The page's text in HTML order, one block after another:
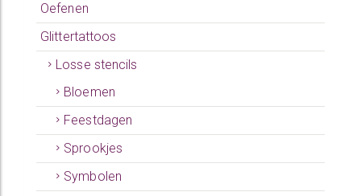
Oefenen
Glittertattoos
Losse stencils
Bloemen
Feestdagen
Sprookjes
Symbolen